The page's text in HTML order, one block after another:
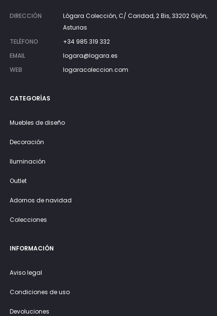
DIRECCIÓN
Lógara Colección, C/ Caridad, 2 Bis, 33202 Gijón,
Asturias
TELÉFONO
+34 985 319 332
EMAIL
logara@logara.es
WEB
logaracoleccion.com
CATEGORÍAS
Muebles de diseño
Decoración
Iluminación
Outlet
Adornos de navidad
Colecciones
INFORMACIÓN
Aviso legal
Condiciones de uso
Devoluciones